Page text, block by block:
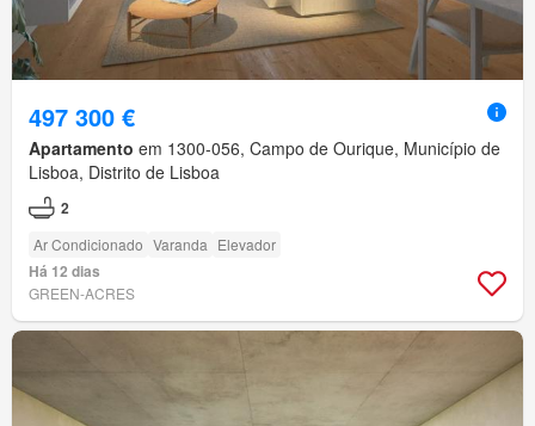
497 300 €
Apartamento em 1300-056, Campo de Ourique, Município de
Lisboa, Distrito de Lisboa
2
Ar Condicionado Varanda Elevador
Há 12 dias
GREEN-ACRES